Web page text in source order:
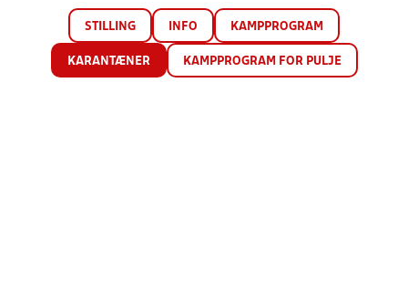
STILLING INFO KAMPPROGRAM
KARANTÆNER KAMPPROGRAM FOR PULJE